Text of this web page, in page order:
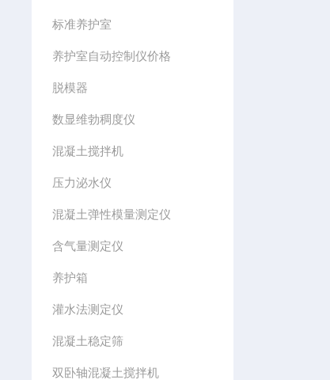
标准养护室
养护室自动控制仪价格
脱模器
数显维勃稠度仪
混凝土搅拌机
压力泌水仪
混凝土弹性模量测定仪
含气量测定仪
养护箱
灌水法测定仪
混凝土稳定筛
双卧轴混凝土搅拌机